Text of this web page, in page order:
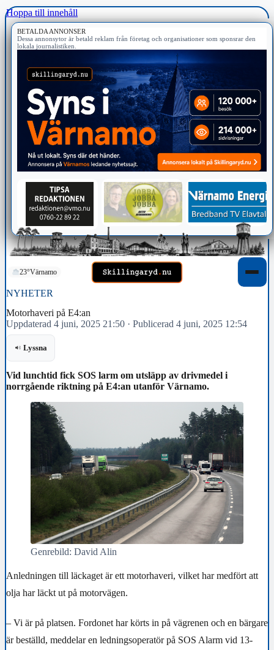
Hoppa till innehåll
BETALDA ANNONSER
Dessa annonsytor är betald reklam från företag och organisationer som sponsrar den
lokala journalistiken.
23°Värnamo
NYHETER
Motorhaveri på E4:an
Uppdaterad 4 juni, 2025 21:50 · Publicerad 4 juni, 2025 12:54
Lyssna
Vid lunchtid fick SOS larm om utsläpp av drivmedel i
norrgående riktning på E4:an utanför Värnamo.
Genrebild: David Alin
Anledningen till läckaget är ett motorhaveri, vilket har medfört att
olja har läckt ut på motorvägen.
– Vi är på platsen. Fordonet har körts in på vägrenen och en bärgare
är beställd, meddelar en ledningsoperatör på SOS Alarm vid 13-